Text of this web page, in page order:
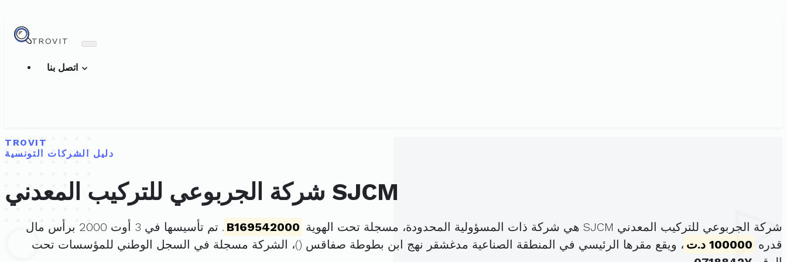
TROVIT
TROVIT
دليل الشركات التونسية
شركة الجربوعي للتركيب المعدني SJCM
شركة الجربوعي للتركيب المعدني SJCM هي شركة ذات المسؤولية المحدودة، مسجلة تحت الهوية B169542000
. تم تأسيسها في 3 أوت 2000 برأس مال
قدره 100000 د.ت ، ويقع مقرها الرئيسي في المنطقة الصناعية مدغشقر نهج ابن بطوطة صفاقس ()، الشركة مسجلة في السجل الوطني للمؤسسات تحت